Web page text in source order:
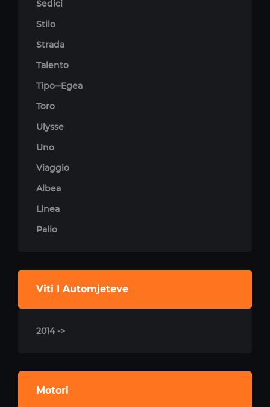
Sedici
Stilo
Strada
Talento
Tipo--Egea
Toro
Ulysse
Uno
Viaggio
Albea
Linea
Palio
Viti I Automjeteve
2014 ->
Motori